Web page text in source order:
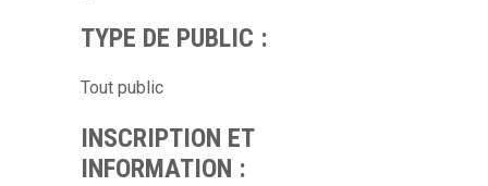
TYPE DE PUBLIC :
Tout public
INSCRIPTION ET
INFORMATION :